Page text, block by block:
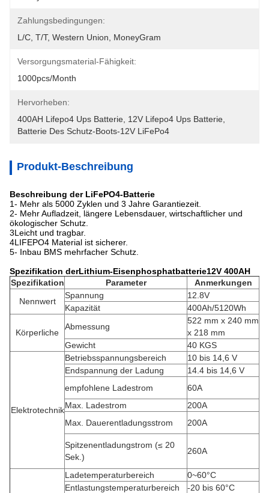
Zahlungsbedingungen:
L/C, T/T, Western Union, MoneyGram
Versorgungsmaterial-Fähigkeit:
1000pcs/month
Hervorheben:
400AH Lifepo4 Ups Batterie 12V Lifepo4 Ups Batterie
Batterie Des Schutz-Boots-12V LiFePo4
Produkt-Beschreibung
Beschreibung der LiFePO4-Batterie
1- Mehr als 5000 Zyklen und 3 Jahre Garantiezeit.
2- Mehr Aufladzeit, längere Lebensdauer, wirtschaftlicher und
ökologischer Schutz.
3Leicht und tragbar.
4LIFEPO4 Material ist sicherer.
5- Inbau BMS mehrfacher Schutz.
Spezifikation derLithium-Eisenphosphatbatterie12V 400AH
Spezifikation
Parameter
Anmerkungen
Nennwert
Spannung
12.8V
Kapazität
400Ah/5120Wh
Körperliche
Abmessung
522 mm x 240 mm
x 218 mm
Gewicht
40 KGS
Elektrotechnik
Betriebsspannungsbereich
10 bis 14,6 V
Endspannung der Ladung
14.4 bis 14,6 V
empfohlene Ladestrom
60A
Max. Ladestrom
200A
Max. Dauerentladungsstrom
200A
Spitzenentladungstrom (≤ 20
Sek.)
260A
Ladetemperaturbereich
0~60°C
Entlastungstemperaturbereich
-20 bis 60°C